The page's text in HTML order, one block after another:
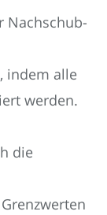
Nachschub-
indem alle
werden.
die